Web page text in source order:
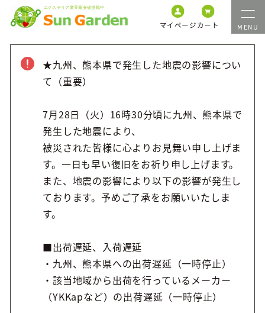
マイページカート
★九州、熊本県で発生した地震の影響につい
て（重要）
7月28日（火）16時30分頃に九州、熊本県で
発生した地震により、
被災された皆様に心よりお見舞い申し上げま
す。一日も早い復旧をお祈り申し上げます。
また、地震の影響により以下の影響が発生し
ております。予めご了承をお願いいたしま
す。
■出荷遅延、入荷遅延
・九州、熊本県への出荷遅延（一時停止）
・該当地域から出荷を行っているメーカー
（YKKapなど）の出荷遅延（一時停止）